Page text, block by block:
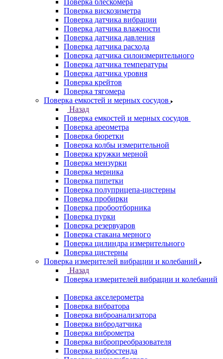
Поверка блескомера
Поверка вискозиметра
Поверка датчика вибрации
Поверка датчика влажности
Поверка датчика давления
Поверка датчика расхода
Поверка датчика силоизмерительного
Поверка датчика температуры
Поверка датчика уровня
Поверка крейтов
Поверка тягомера
Поверка емкостей и мерных сосудов
Назад
Поверка емкостей и мерных сосудов
Поверка ареометра
Поверка бюретки
Поверка колбы измерительной
Поверка кружки мерной
Поверка мензурки
Поверка мерника
Поверка пипетки
Поверка полуприцепа-цистерны
Поверка пробирки
Поверка пробоотборника
Поверка пурки
Поверка резервуаров
Поверка стакана мерного
Поверка цилиндра измерительного
Поверка цистерны
Поверка измерителей вибрации и колебаний
Назад
Поверка измерителей вибрации и колебаний
Поверка акселерометра
Поверка вибратора
Поверка виброанализатора
Поверка вибродатчика
Поверка виброметра
Поверка вибропреобразователя
Поверка вибростенда